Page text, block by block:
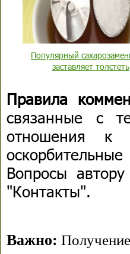
Популярный
заставляет толстеть
Правила
связанные с
отношения к
Вопросы
"Контакты".
Важно: